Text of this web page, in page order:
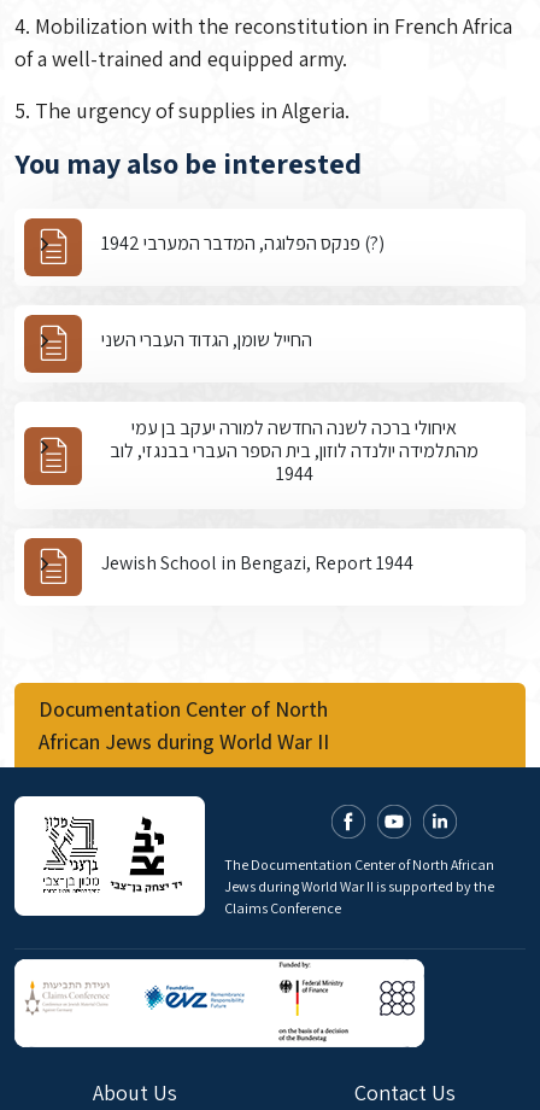
4. Mobilization with the reconstitution in French Africa
of a well-trained and equipped army.
5. The urgency of supplies in Algeria.
You may also be interested
פנקס הפלוגה, המדבר המערבי 1942 (?)
החייל שומן, הגדוד העברי השני
איחולי ברכה לשנה החדשה למורה יעקב בן עמי
מהתלמידה יולנדה לוזון, בית הספר העברי בבנגזי, לוב
1944
Jewish School in Bengazi, Report 1944
Documentation Center of North
African Jews during World War II
The Documentation Center of North African
Jews during World War II is supported by the
Claims Conference
About Us Contact Us